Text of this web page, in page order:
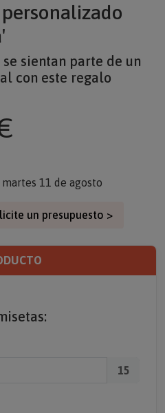
sientan parte de un
con este regalo
11 de agosto
un presupuesto >
15